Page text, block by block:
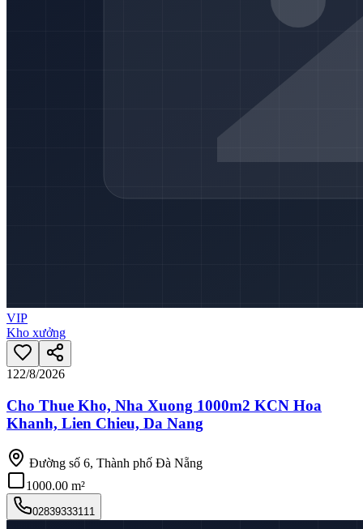
VIP
Kho xưởng
122/8/2026
Cho Thue Kho, Nha Xuong 1000m2 KCN Hoa
Khanh, Lien Chieu, Da Nang
Đường số 6, Thành phố Đà Nẵng
1000.00 m²
02839333111